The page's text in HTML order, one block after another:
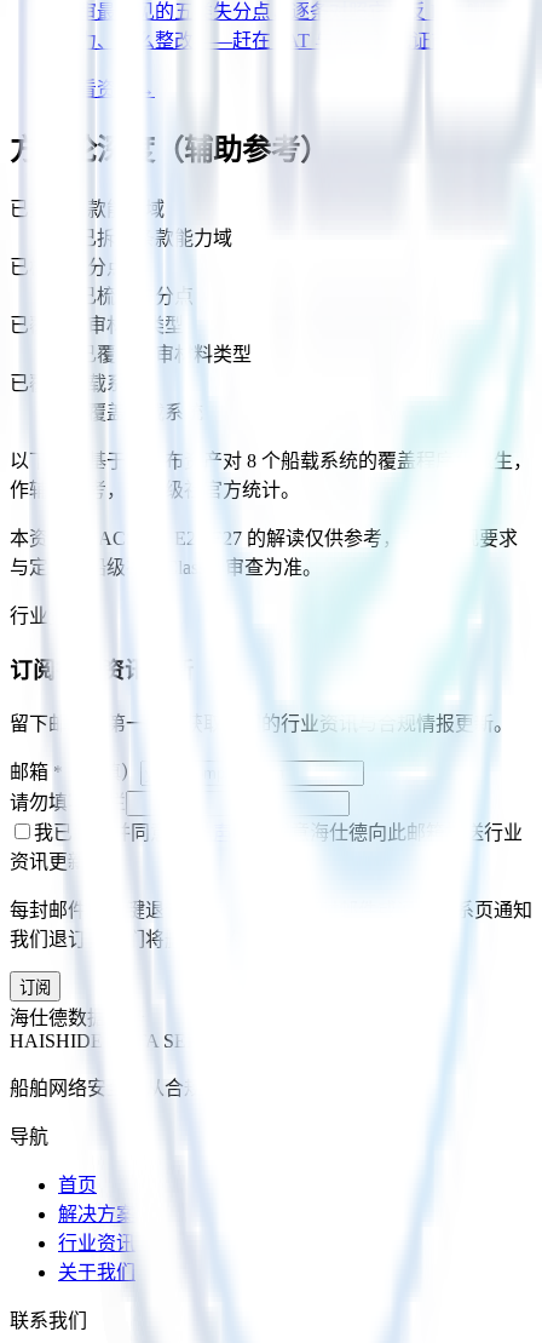
送审最常见的五类失分点，逐条对照它违反 E27 哪一族
能力、怎么整改——赶在 FAT 与船级社见证前自查。
查看资产 →
方法论深度（辅助参考）
已拆解条款能力域
已拆解条款能力域
已梳理失分点
已梳理失分点
已覆盖送审材料类型
已覆盖送审材料类型
已覆盖船载系统
已覆盖船载系统
以下数字基于已发布资产对 8 个船载系统的覆盖程序化派生，
作辅助参考，非船级社官方统计。
本资产对 IACS UR E26/E27 的解读仅供参考，正式合规要求
与定级以船级社（Class）审查为准。
行业资讯
订阅行业资讯更新
留下邮箱，第一时间获取我们的行业资讯与合规情报更新。
邮箱 *
（必填）
请勿填写此栏
我已阅读并同意
，同意海仕德向此邮箱推送行业
资讯更新。
每封邮件含一键退订链接；您也可随时邮件或通过联系页通知
我们退订，我们将删除您的订阅邮箱。
订阅
海仕德数据服务
HAISHIDE DATA SERVICE
船舶网络安全，从合规到持续韧性。
导航
首页
解决方案
行业资讯
关于我们
联系我们